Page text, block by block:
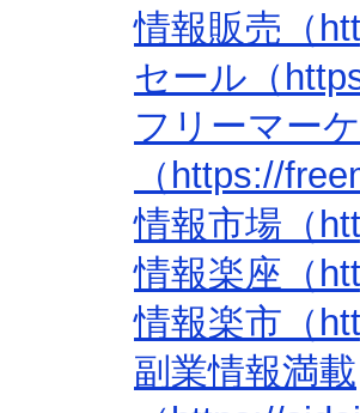
情報販売（
セール（
フリーマー
（https://
情報市場（
情報楽座（
情報楽市（
副業情報満載